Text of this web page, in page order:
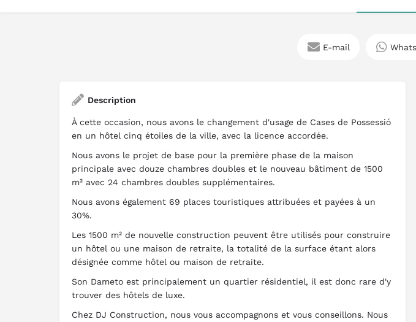
E-mail
Description
À cette occasion, nous avons le changement d'usage de Cases de Possessió
en un hôtel cinq étoiles de la ville, avec la licence accordée.
Nous avons le projet de base pour la première phase de la maison
principale avec douze chambres doubles et le nouveau bâtiment de 1500
m² avec 24 chambres doubles supplémentaires.
Nous avons également 69 places touristiques attribuées et payées à un
30%.
Les 1500 m² de nouvelle construction peuvent être utilisés pour construire
un hôtel ou une maison de retraite, la totalité de la surface étant alors
désignée comme hôtel ou maison de retraite.
Son Dameto est principalement un quartier résidentiel, il est donc rare d'y
trouver des hôtels de luxe.
Chez DJ Construction, nous vous accompagnons et vous conseillons. Nous